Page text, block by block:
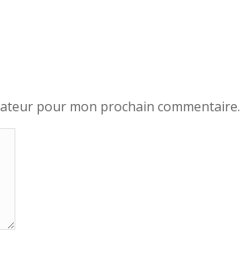
pour mon prochain commentaire.